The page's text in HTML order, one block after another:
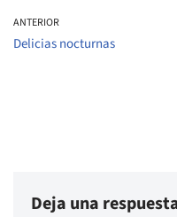
ANTERIOR
Delicias nocturnas
Deja una